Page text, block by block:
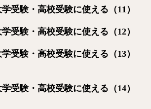
受験・高校受験に使える（11）
受験・高校受験に使える（12）
受験・高校受験に使える（13）
受験・高校受験に使える（14）